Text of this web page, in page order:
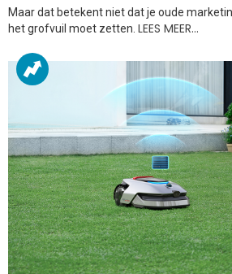
Maar dat betekent niet dat je oude
het grofvuil moet zetten. LEES MEER…